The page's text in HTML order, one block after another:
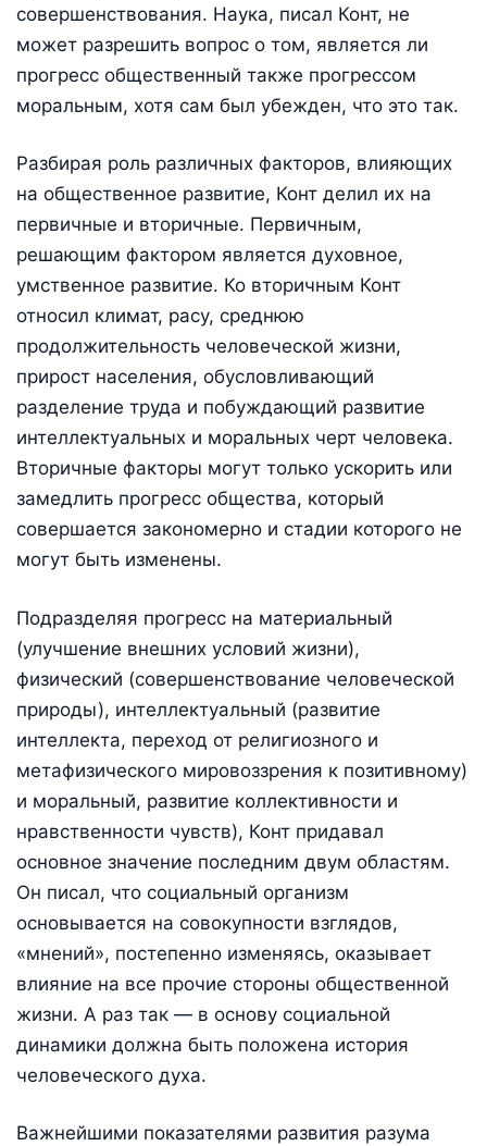
совершенствования. Наука, писал Конт, не
может разрешить вопрос о том, является ли
прогресс общественный также прогрессом
моральным, хотя сам был убежден, что это так.
Разбирая роль различных факторов, влияющих
на общественное развитие, Конт делил их на
первичные и вторичные. Первичным,
решающим фактором является духовное,
умственное развитие. Ко вторичным Конт
относил климат, расу, среднюю
продолжительность человеческой жизни,
прирост населения, обусловливающий
разделение труда и побуждающий развитие
интеллектуальных и моральных черт человека.
Вторичные факторы могут только ускорить или
замедлить прогресс общества, который
совершается закономерно и стадии которого не
могут быть изменены.
Подразделяя прогресс на материальный
(улучшение внешних условий жизни),
физический (совершенствование человеческой
природы), интеллектуальный (развитие
интеллекта, переход от религиозного и
метафизического мировоззрения к позитивному)
и моральный, развитие коллективности и
нравственности чувств), Конт придавал
основное значение последним двум областям.
Он писал, что социальный организм
основывается на совокупности взглядов,
«мнений», постепенно изменяясь, оказывает
влияние на все прочие стороны общественной
жизни. А раз так — в основу социальной
динамики должна быть положена история
человеческого духа.
Важнейшими показателями развития разума